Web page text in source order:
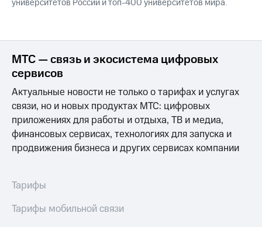
университетов России и топ-400 университетов мира.
МТС — связь и экосистема цифровых
сервисов
Актуальные новости не только о тарифах и услугах
связи, но и новых продуктах МТС: цифровых
приложениях для работы и отдыха, ТВ и медиа,
финансовых сервисах, технологиях для запуска и
продвижения бизнеса и других сервисах компании
Тарифы
Тарифы мобильной связи